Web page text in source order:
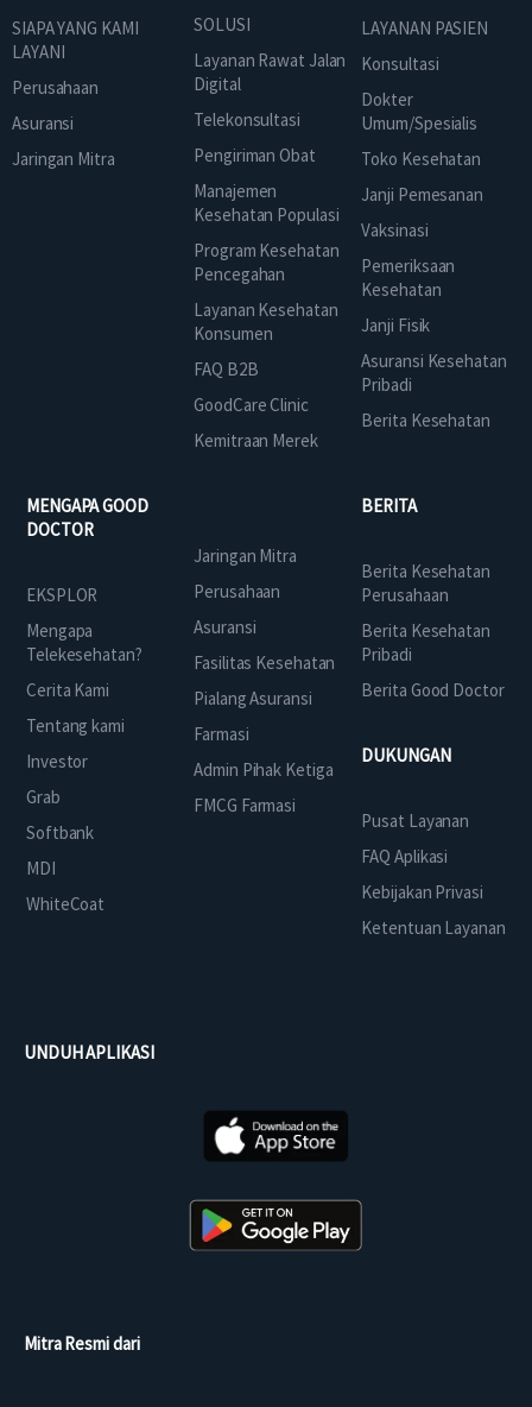
SIAPA YANG KAMI
LAYANI
Perusahaan
Asuransi
Jaringan Mitra
SOLUSI
Layanan Rawat Jalan
Digital
Telekonsultasi
Pengiriman Obat
Manajemen
Kesehatan Populasi
Program Kesehatan
Pencegahan
Layanan Kesehatan
Konsumen
FAQ B2B
GoodCare Clinic
Kemitraan Merek
LAYANAN PASIEN
Konsultasi
Dokter
Umum/Spesialis
Toko Kesehatan
Janji Pemesanan
Vaksinasi
Pemeriksaan
Kesehatan
Janji Fisik
Asuransi Kesehatan
Pribadi
Berita Kesehatan
MENGAPA GOOD
DOCTOR
EKSPLOR
Mengapa
Telekesehatan?
Cerita Kami
Tentang kami
Investor
Grab
Softbank
MDI
WhiteCoat
Jaringan Mitra
Perusahaan
Asuransi
Fasilitas Kesehatan
Pialang Asuransi
Farmasi
Admin Pihak Ketiga
FMCG Farmasi
BERITA
Berita Kesehatan
Perusahaan
Berita Kesehatan
Pribadi
Berita Good Doctor
DUKUNGAN
Pusat Layanan
FAQ Aplikasi
Kebijakan Privasi
Ketentuan Layanan
UNDUH APLIKASI
Mitra Resmi dari